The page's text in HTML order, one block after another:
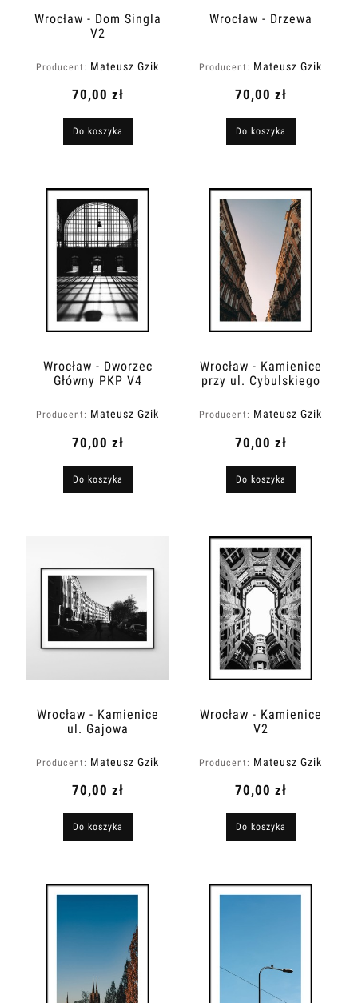
Wrocław - Dom Singla
V2
Producent: Mateusz Gzik
70,00 zł
Do koszyka
Wrocław - Drzewa
Producent: Mateusz Gzik
70,00 zł
Do koszyka
Wrocław - Dworzec
Główny PKP V4
Producent: Mateusz Gzik
70,00 zł
Do koszyka
Wrocław - Kamienice
przy ul. Cybulskiego
Producent: Mateusz Gzik
70,00 zł
Do koszyka
Wrocław - Kamienice
ul. Gajowa
Producent: Mateusz Gzik
70,00 zł
Do koszyka
Wrocław - Kamienice
V2
Producent: Mateusz Gzik
70,00 zł
Do koszyka